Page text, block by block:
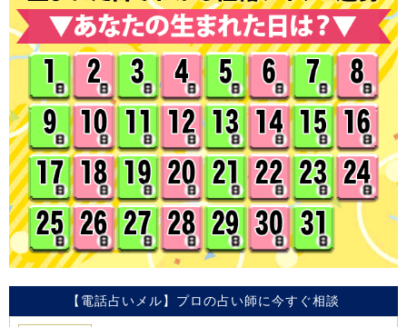
【電話占いメル】プロの占い師に今すぐ相談